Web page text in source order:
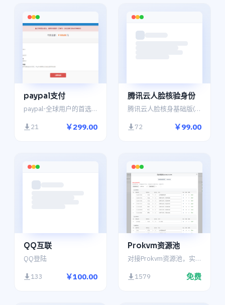
paypal支付
paypal-全球用户的首选支付方式，PayPal拥有无以伦比的领先优势
21 ￥299.00
腾讯云人脸核验身份
腾讯云人脸核身基础版(微信普通H5)
72 ￥99.00
QQ互联
QQ登陆
133 ￥100.00
Prokvm资源池
对接Prokvm资源池，实现Prokvm对接Prokvm。激发空闲资源变现为宝。
1579 免费